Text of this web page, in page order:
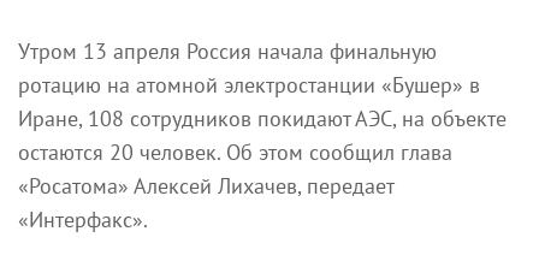
Утром 13 апреля Россия начала финальную
ротацию на атомной электростанции «Бушер» в
Иране, 108 сотрудников покидают АЭС, на объекте
остаются 20 человек. Об этом сообщил глава
«Росатома» Алексей Лихачев, передает
«Интерфакс».